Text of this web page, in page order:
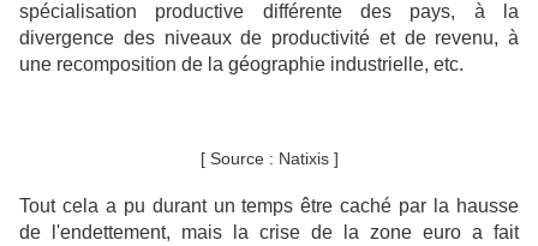
spécialisation productive différente des pays, à la
divergence des niveaux de productivité et de revenu, à
une recomposition de la géographie industrielle, etc.
[ Source : Natixis ]
Tout cela a pu durant un temps être caché par la hausse
de l'endettement, mais la crise de la zone euro a fait